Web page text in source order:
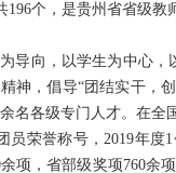
196个，是贵州省省级
导向，以学生为中心，
神，倡导“团结实干，
名各级专门人才。在全
员荣誉称号，2019年
项，省部级奖项760余